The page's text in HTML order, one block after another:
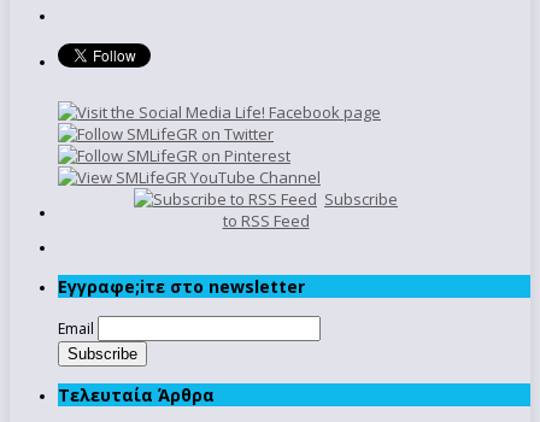
Subscribe
to RSS Feed
Εγγραφe;iτε στο newsletter
Email
Τελευταία Άρθρα